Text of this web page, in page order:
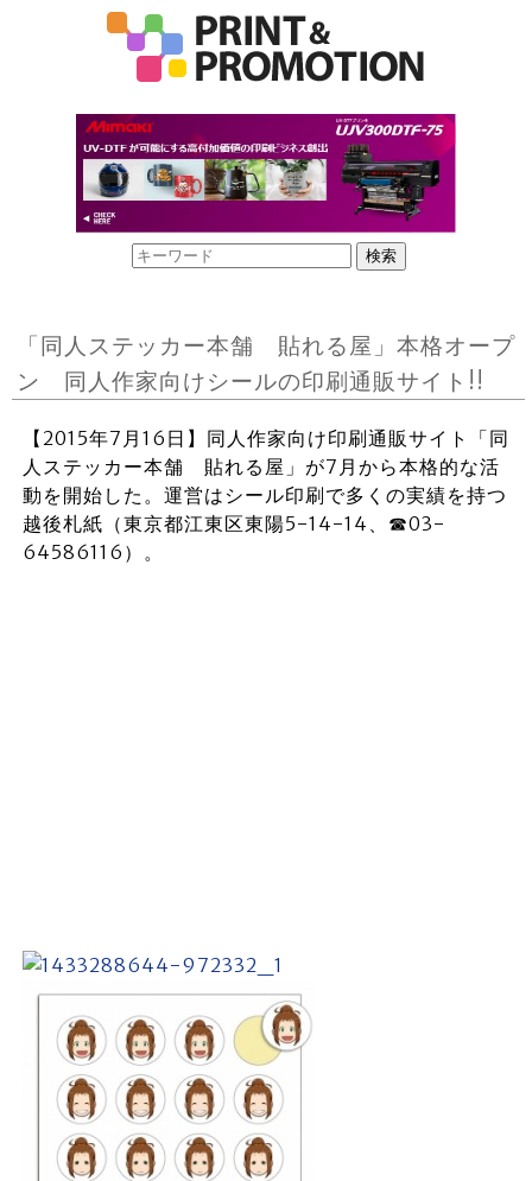
「同人ステッカー本舗 貼れる屋」本格オープ
ン 同人作家向けシールの印刷通販サイト!!
【2015年7月16日】同人作家向け印刷通販サイト「同
人ステッカー本舗 貼れる屋」が7月から本格的な活
動を開始した。運営はシール印刷で多くの実績を持つ
越後札紙（東京都江東区東陽5-14-14、☎03-
64586116）。